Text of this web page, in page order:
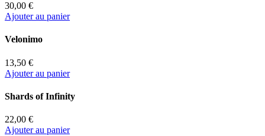
30,00 €
Ajouter au panier
Velonimo
13,50 €
Ajouter au panier
Shards of Infinity
22,00 €
Ajouter au panier